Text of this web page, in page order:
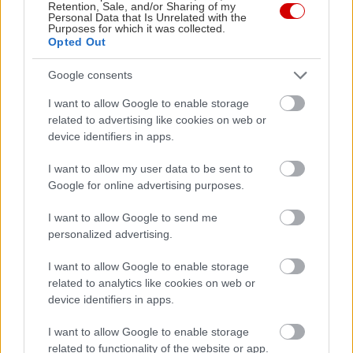
Retention, Sale, and/or Sharing of my
Personal Data that Is Unrelated with the
Purposes for which it was collected.
Opted Out
Google consents
I want to allow Google to enable storage
related to advertising like cookies on web or
device identifiers in apps.
I want to allow my user data to be sent to
Google for online advertising purposes.
I want to allow Google to send me
personalized advertising.
I want to allow Google to enable storage
related to analytics like cookies on web or
device identifiers in apps.
I want to allow Google to enable storage
related to functionality of the website or app.
περπατήσεις την Via Etnea, που μοιάζει να
καταλήγει στο ηφαίστειο. Αυτό βέβαια αν δεν είχε
κι ένα ιστορικό κέντρο χάρμα οφθαλμών, γεμάτο
ασπρόμαυρα palazzi, και μια μακαρονάδα
ξακουστή σε όλη την Ιταλία, την pasta a la
Norma, να σου τρέχουν τα σάλια.